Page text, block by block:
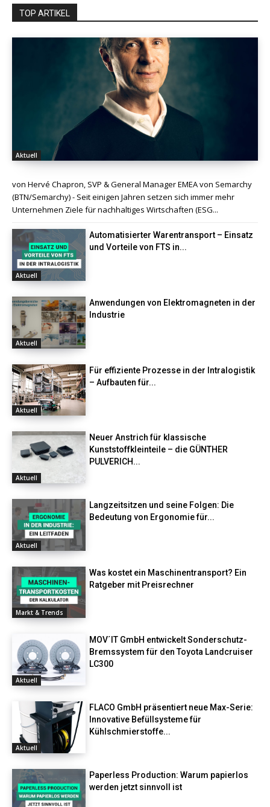
TOP ARTIKEL
Aktuell
von Hervé Chapron, SVP & General Manager EMEA von Semarchy
(BTN/Semarchy) - Seit einigen Jahren setzen sich immer mehr
Unternehmen Ziele für nachhaltiges Wirtschaften (ESG...
Aktuell
Automatisierter Warentransport – Einsatz
und Vorteile von FTS in...
Aktuell
Anwendungen von Elektromagneten in der
Industrie
Aktuell
Für effiziente Prozesse in der Intralogistik
– Aufbauten für...
Aktuell
Neuer Anstrich für klassische
Kunststoffkleinteile – die GÜNTHER
PULVERICH...
Aktuell
Langzeitsitzen und seine Folgen: Die
Bedeutung von Ergonomie für...
Markt & Trends
Was kostet ein Maschinentransport? Ein
Ratgeber mit Preisrechner
Aktuell
MOV´IT GmbH entwickelt Sonderschutz-
Bremssystem für den Toyota Landcruiser
LC300
Aktuell
FLACO GmbH präsentiert neue Max-Serie:
Innovative Befüllsysteme für
Kühlschmierstoffe...
Paperless Production: Warum papierlos
werden jetzt sinnvoll ist